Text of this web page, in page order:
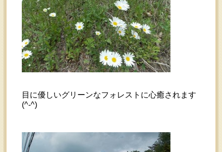
目に優しいグリーンなフォレストに心癒されます
(^-^)